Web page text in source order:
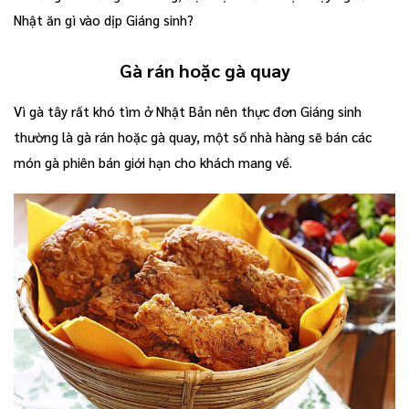
Nhật ăn gì vào dịp Giáng sinh?
Gà rán hoặc gà quay
Vì gà tây rất khó tìm ở Nhật Bản nên thực đơn Giáng sinh
thường là gà rán hoặc gà quay, một số nhà hàng sẽ bán các
món gà phiên bán giới hạn cho khách mang về.